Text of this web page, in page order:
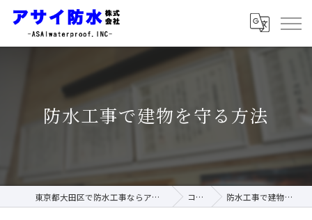
防水工事で建物を守る方法
東京都大田区で防水工事ならアサイ防水株式会社 コラム 防水工事で建物を守る方法